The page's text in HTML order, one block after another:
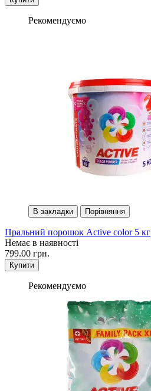
Рекомендуємо
В закладки Порівняння
Пральний порошок Active color 5 кг
Немає в наявності
799.00 грн.
Купити
Рекомендуємо